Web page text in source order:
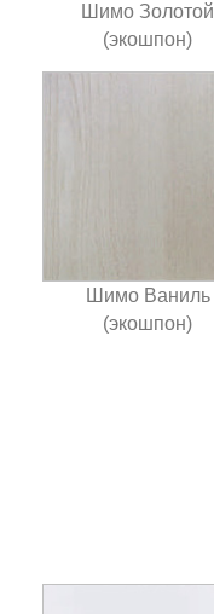
Шимо Золотой
(экошпон)
Шимо Ваниль
(экошпон)